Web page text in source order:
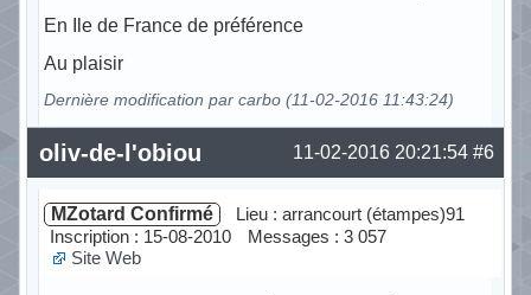
En Ile de France de préférence
Au plaisir
Dernière modification par carbo (11-02-2016 11:43:24)
Hors ligne #6
11-02-2016 20:21:54
oliv-de-l'obiou
MZotard Confirmé
Lieu : arrancourt (étampes)91
Inscription : 15-08-2010
Messages : 3 057
Site Web